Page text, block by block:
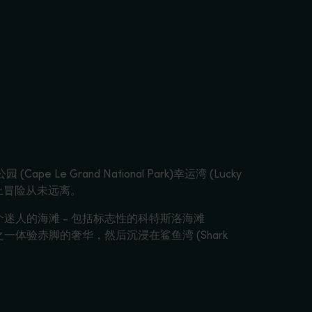
(Cape Le Grand National Park)幸运湾 (Lucky
险从未远离。
人的海滩 - 包括标志性的科特斯洛海滩
体验赤脚的奢华，然后沉浸在鲨鱼湾 (Shark